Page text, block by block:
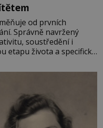
od prvních
Správně navržený
soustředění i
etapu života a specifické
miminka měl působit
věk je